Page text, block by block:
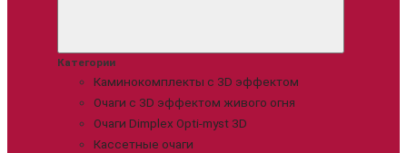
Категории
Каминокомплекты с 3D эффектом
Очаги с 3D эффектом живого огня
Очаги Dimplex Opti-myst 3D
Кассетные очаги